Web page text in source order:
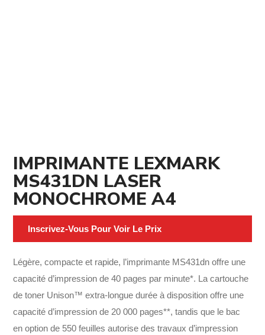
IMPRIMANTE LEXMARK
MS431DN LASER
MONOCHROME A4
Inscrivez-Vous Pour Voir Le Prix
Légère, compacte et rapide, l’imprimante MS431dn offre une
capacité d’impression de 40 pages par minute*. La cartouche
de toner Unison™ extra-longue durée à disposition offre une
capacité d’impression de 20 000 pages**, tandis que le bac
en option de 550 feuilles autorise des travaux d’impression